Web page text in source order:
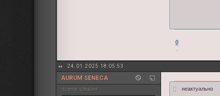
0
24.01.2025 18:05:53
AURUM SENECA
sсene stealer неактуально